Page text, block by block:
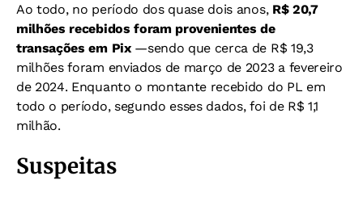
Ao todo, no período dos quase dois anos, R$ 20,7
milhões recebidos foram provenientes de
transações em Pix—sendo que cerca de R$ 19,3
milhões foram enviados de março de 2023 a fevereiro
de 2024. Enquanto o montante recebido do PL em
todo o período, segundo esses dados, foi de R$ 1,1
milhão.
Suspeitas